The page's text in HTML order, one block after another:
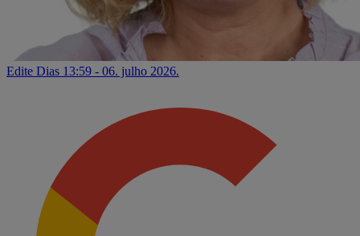
Edite Dias 13:59 - 06. julho 2026.